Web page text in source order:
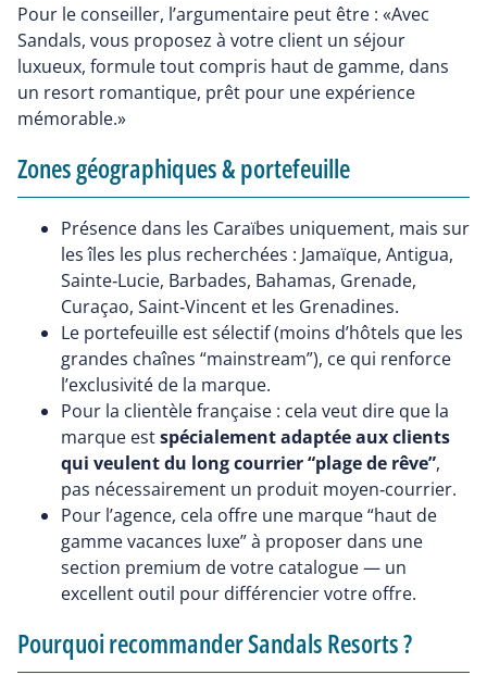
Pour le conseiller, l’argumentaire peut être : «Avec
Sandals, vous proposez à votre client un séjour
luxueux, formule tout compris haut de gamme, dans
un resort romantique, prêt pour une expérience
mémorable.»
Zones géographiques & portefeuille
Présence dans les Caraïbes uniquement, mais sur
les îles les plus recherchées : Jamaïque, Antigua,
Sainte‑Lucie, Barbades, Bahamas, Grenade,
Curaçao, Saint‑Vincent et les Grenadines.
Le portefeuille est sélectif (moins d’hôtels que les
grandes chaînes “mainstream”), ce qui renforce
l’exclusivité de la marque.
Pour la clientèle française : cela veut dire que la
marque estspécialement adaptée aux clients
qui veulent du long courrier “plage de rêve”,
pas nécessairement un produit moyen‑courrier.
Pour l’agence, cela offre une marque “haut de
gamme vacances luxe” à proposer dans une
section premium de votre catalogue — un
excellent outil pour différencier votre offre.
Pourquoi recommander Sandals Resorts ?